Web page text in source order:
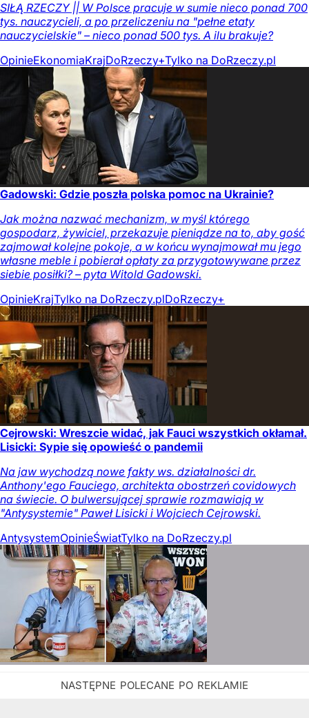
SIŁĄ RZECZY || W Polsce pracuje w sumie nieco ponad 700
tys. nauczycieli, a po przeliczeniu na "pełne etaty
nauczycielskie" – nieco ponad 500 tys. A ilu brakuje?
OpinieEkonomiaKrajDoRzeczy+Tylko na DoRzeczy.pl
Gadowski: Gdzie poszła polska pomoc na Ukrainie?
Jak można nazwać mechanizm, w myśl którego
gospodarz, żywiciel, przekazuje pieniądze na to, aby gość
zajmował kolejne pokoje, a w końcu wynajmował mu jego
własne meble i pobierał opłaty za przygotowywane przez
siebie posiłki? – pyta Witold Gadowski.
OpinieKrajTylko na DoRzeczy.plDoRzeczy+
Cejrowski: Wreszcie widać, jak Fauci wszystkich okłamał.
Lisicki: Sypie się opowieść o pandemii
Na jaw wychodzą nowe fakty ws. działalności dr.
Anthony'ego Fauciego, architekta obostrzeń covidowych
na świecie. O bulwersującej sprawie rozmawiają w
"Antysystemie" Paweł Lisicki i Wojciech Cejrowski.
AntysystemOpinieŚwiatTylko na DoRzeczy.pl